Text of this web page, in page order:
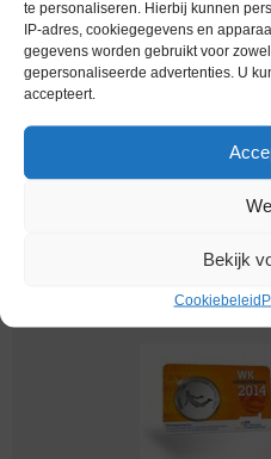
te personaliseren. Hierbij kunnen
IP-adres, cookiegegevens en
gegevens worden gebruikt voor
gepersonaliseerde advertenties. U
accepteert.
Bekijk
Cookiebeleid
Euromunten /
jaar Make-A-Wish /
Dijk / Opbrengst Komt
Make-A-
Melding bij